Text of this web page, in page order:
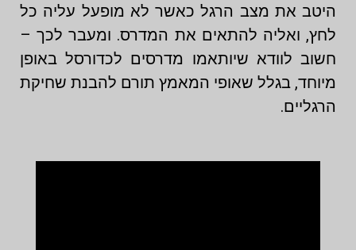
היטב את מצב הרגל כאשר לא מופעל עליה כל
לחץ, ואליה להתאים את המדרס. ומעבר לכך –
חשוב לוודא שיותאמו מדרסים לכדורסל באופן
מיוחד, בגלל שאופי המאמץ תורם להבנת שחיקת
הרגליים.